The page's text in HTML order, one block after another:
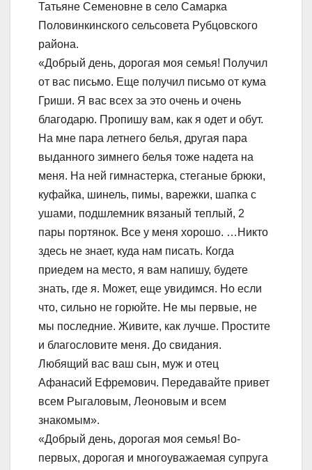
Татьяне Семеновне в село Самарка
Половинкинского сельсовета Рубцовского
района.
«Добрый день, дорогая моя семья! Получил
от вас письмо. Еще получил письмо от кума
Гриши. Я вас всех за это очень и очень
благодарю. Пропишу вам, как я одет и обут.
На мне пара летнего белья, другая пара
выданного зимнего белья тоже надета на
меня. На ней гимнастерка, стеганые брюки,
куфайка, шинель, пимы, варежки, шапка с
ушами, подшлемник вязаный теплый, 2
пары портянок. Все у меня хорошо. …Никто
здесь не знает, куда нам писать. Когда
приедем на место, я вам напишу, будете
знать, где я. Может, еще увидимся. Но если
что, сильно не горюйте. Не мы первые, не
мы последние. Живите, как лучше. Простите
и благословите меня. До свидания.
Любящий вас ваш сын, муж и отец
Афанасий Ефремович. Передавайте привет
всем Рыгаловым, Леоновым и всем
знакомым».
«Добрый день, дорогая моя семья! Во-
первых, дорогая и многоуважаемая супруга